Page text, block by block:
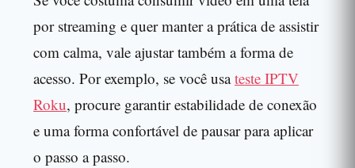
por streaming e quer manter a prática de assistir
com calma, vale ajustar também a forma de
acesso. Por exemplo, se você usateste IPTV
Roku, procure garantir estabilidade de conexão
e uma forma confortável de pausar para aplicar
o passo a passo.